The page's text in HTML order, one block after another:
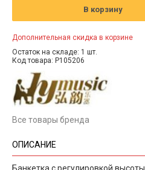
В корзину
Дополнительная скидка в корзине
Остаток на складе: 1 шт.
Код товара: P105206
Все товары бренда
ОПИСАНИЕ
Банкетка с регулировкой высоты.